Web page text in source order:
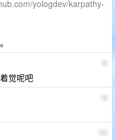
yologdev/karpathy-
8
觉呢吧
9
10